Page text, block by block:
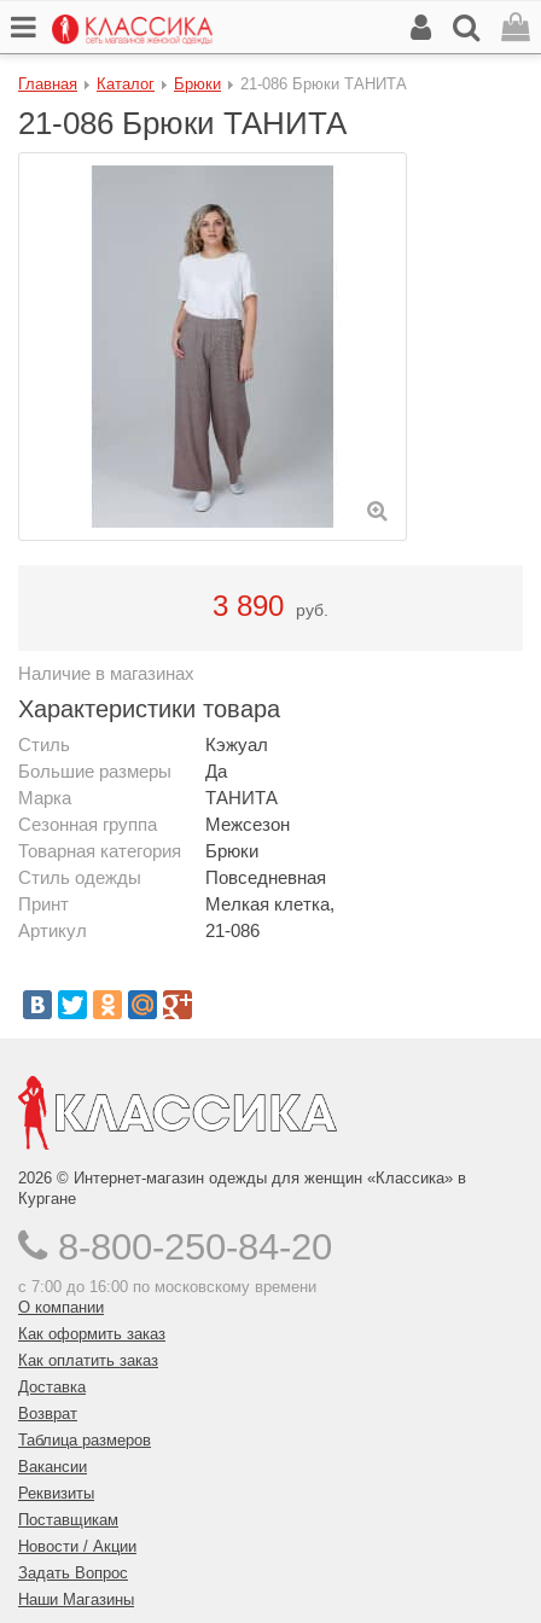
Главная Каталог Брюки 21-086 Брюки ТАНИТА
21-086 Брюки ТАНИТА
3 890 руб.
Наличие в магазинах
Характеристики товара
Стиль
Кэжуал
Большие размеры
Да
Марка
ТАНИТА
Сезонная группа
Межсезон
Товарная категория
Брюки
Стиль одежды
Повседневная
Принт
Мелкая клетка,
Артикул
21-086
2026 © Интернет-магазин одежды для женщин «Классика» в
Кургане
8-800-250-84-20
с 7:00 до 16:00 по московскому времени
О компании
Как оформить заказ
Как оплатить заказ
Доставка
Возврат
Таблица размеров
Вакансии
Реквизиты
Поставщикам
Новости / Акции
Задать Вопрос
Наши Магазины